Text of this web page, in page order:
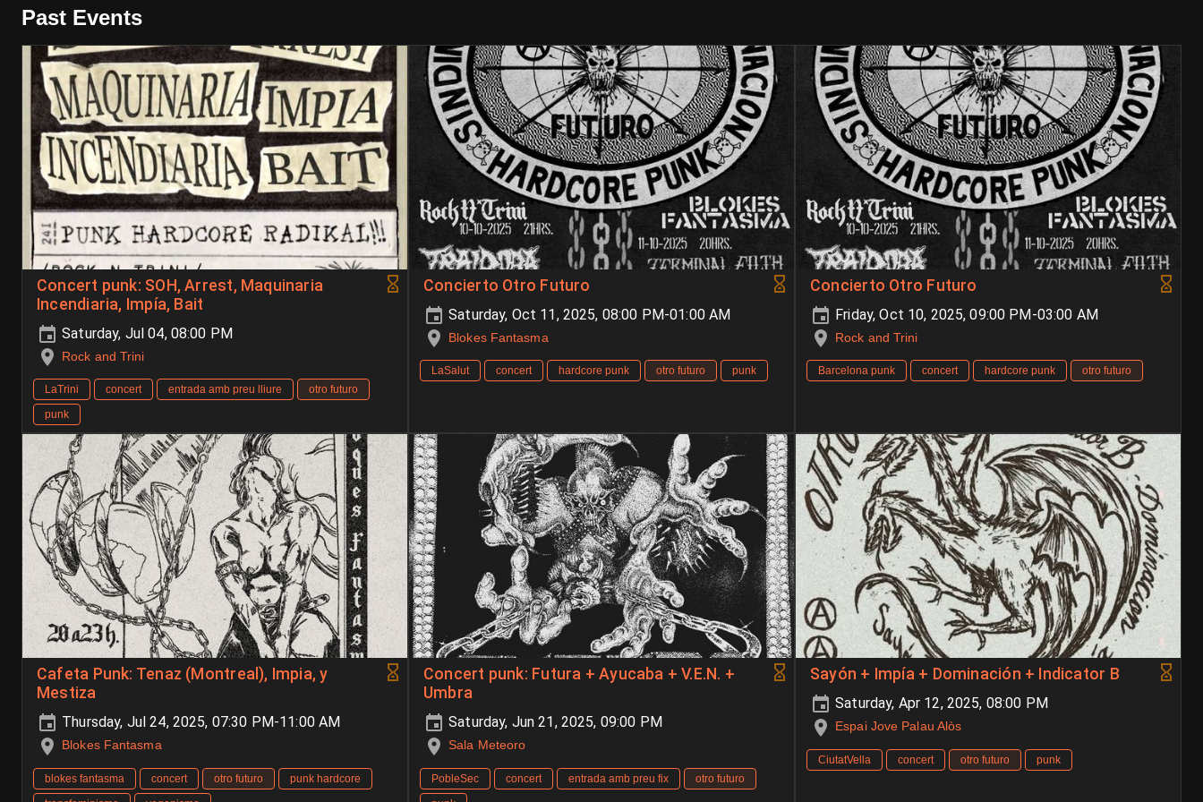
Past Events
Concert punk: SOH, Arrest, Maquinaria
Incendiaria, Impía, Bait
Saturday, Jul 04, 08:00 PM
Rock and Trini
LaTrini concert entrada amb preu lliure
otro futuro
punk
Concierto Otro Futuro
Saturday, Oct 11, 2025, 08:00 PM-01:00 AM
Blokes Fantasma
LaSalut concert hardcore punk otro futuro punk
Concierto Otro Futuro
Friday, Oct 10, 2025, 09:00 PM-03:00 AM
Rock and Trini
Barcelona punk concert hardcore punk otro futuro
Cafeta Punk: Tenaz (Montreal), Impia, y
Mestiza
Thursday, Jul 24, 2025, 07:30 PM-11:00 AM
Blokes Fantasma
blokes fantasma concert otro futuro
punk hardcore
Concert punk: Futura + Ayucaba + V.E.N. +
Umbra
Saturday, Jun 21, 2025, 09:00 PM
Sala Meteoro
PobleSec concert entrada amb preu fix
otro futuro
Sayón + Impía + Dominación + Indicator B
Saturday, Apr 12, 2025, 08:00 PM
Espai Jove Palau Alòs
CiutatVella concert otro futuro punk